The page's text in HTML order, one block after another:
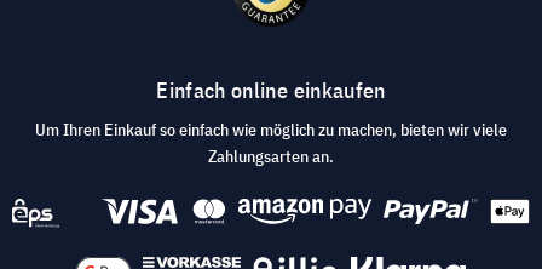
Einfach online einkaufen
Um Ihren Einkauf so einfach wie möglich zu machen, bieten wir viele
Zahlungsarten an.